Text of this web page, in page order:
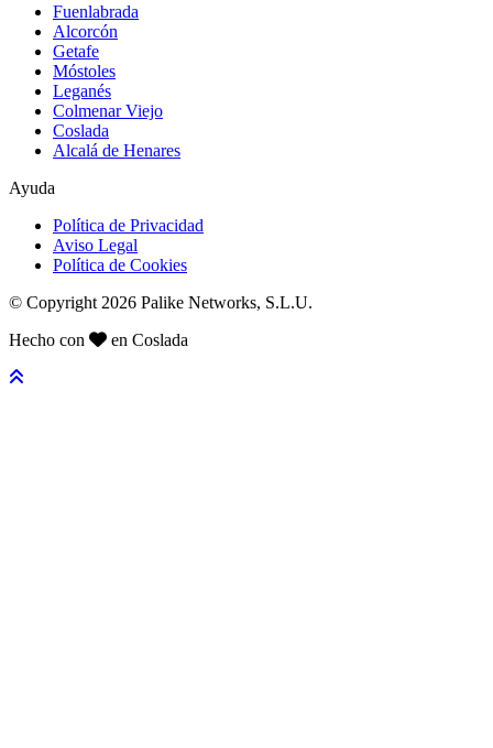
Fuenlabrada
Alcorcón
Getafe
Móstoles
Leganés
Colmenar Viejo
Coslada
Alcalá de Henares
Ayuda
Política de Privacidad
Aviso Legal
Política de Cookies
© Copyright 2026 Palike Networks, S.L.U.
Hecho con
en Coslada